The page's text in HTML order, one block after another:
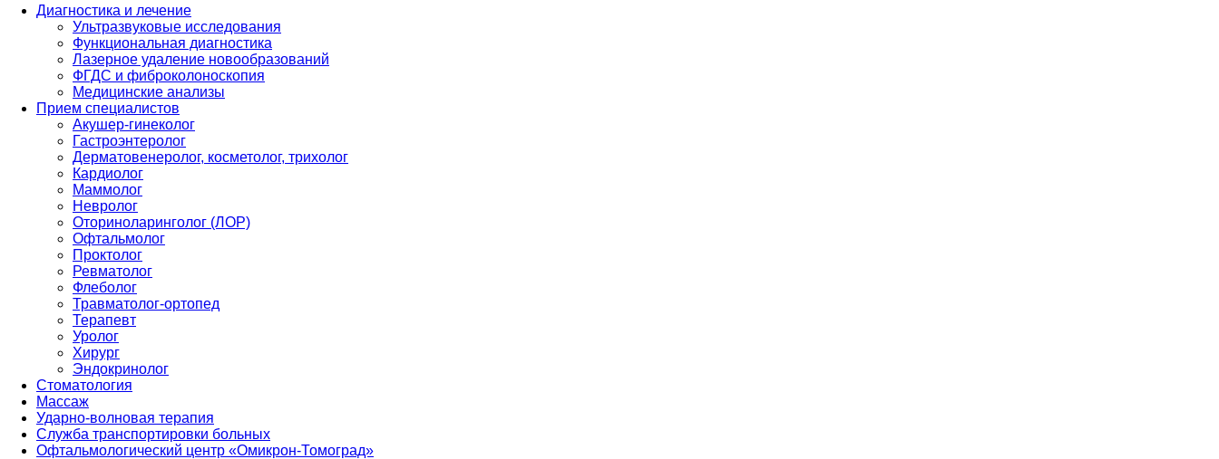
Диагностика и лечение
Ультразвуковые исследования
Функциональная диагностика
Лазерное удаление новообразований
ФГДС и фиброколоноскопия
Медицинские анализы
Прием специалистов
Акушер-гинеколог
Гастроэнтеролог
Дерматовенеролог, косметолог, трихолог
Кардиолог
Маммолог
Невролог
Оториноларинголог (ЛОР)
Офтальмолог
Проктолог
Ревматолог
Флеболог
Травматолог-ортопед
Терапевт
Уролог
Хирург
Эндокринолог
Стоматология
Массаж
Ударно-волновая терапия
Служба транспортировки больных
Офтальмологический центр «Омикрон-Томоград»